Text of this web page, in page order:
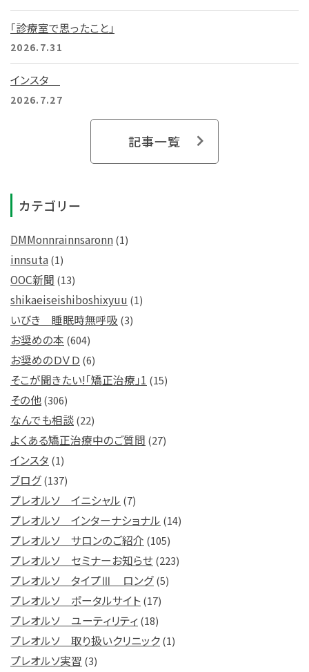
「診療室で思ったこと」
2026.7.31
インスタ
2026.7.27
記事一覧
カテゴリー
DMMonnrainnsaronn(1)
innsuta(1)
OOC新聞 (13)
shikaeiseishiboshixyuu (1)
いびき 睡眠時無呼吸 (3)
お奨めの本 (604)
お奨めのＤＶＤ (6)
そこが聞きたい!「矯正治療」1 (15)
その他(306)
なんでも相談(22)
よくある矯正治療中のご質問 (27)
インスタ (1)
ブログ(137)
プレオルソ イニシャル (7)
プレオルソ インターナショナル (14)
プレオルソ サロンのご紹介 (105)
プレオルソ セミナーお知らせ(223)
プレオルソ タイプⅢ ロング(5)
プレオルソ ポータルサイト(17)
プレオルソ ユーティリティ(18)
プレオルソ 取り扱いクリニック(1)
プレオルソ実習 (3)